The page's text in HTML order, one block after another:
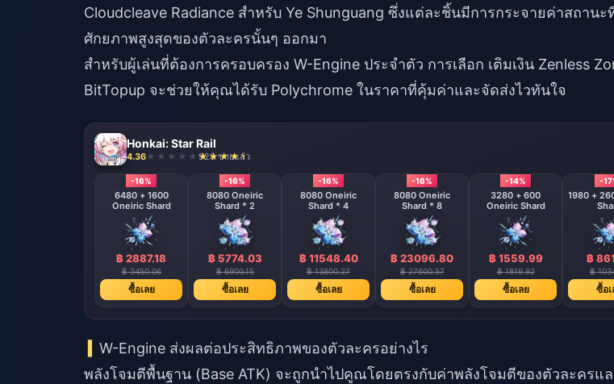
Cloudcleave Radiance สำหรับ Ye Shunguang ซึ่งแต่ละชิ้นมีการกระจายค่าสถาน
ศักยภาพสูงสุดของตัวละครนั้นๆ ออกมา
สำหรับผู้เล่นที่ต้องการครอบครอง W-Engine ประจำตัว การเลือก เติมเงิน Zenless
BitTopup จะช่วยให้คุณได้รับ Polychrome ในราคาที่คุ้มค่าและจัดส่งไวทันใจ
Honkai: Star Rail
4.36 928 ขายแล้ว
-16%
6480 + 1600
Oneiric Shard
฿ 2887.18
฿ 3450.06
ซื้อเลย
-16%
8080 Oneiric
Shard * 2
฿ 5774.03
฿ 6900.15
ซื้อเลย
-16%
8080 Oneiric
Shard * 4
฿ 11548.40
฿ 13800.27
ซื้อเลย
-16%
8080 Oneiric
Shard * 8
฿ 23096.80
฿ 27600.57
ซื้อเลย
-14%
3280 + 600
Oneiric Shard
฿ 1559.99
฿ 1819.92
ซื้อเลย
-
1980 +
฿
฿
ซื้อเ
W-Engine ส่งผลต่อประสิทธิภาพของตัวละครอย่างไร
พลังโจมตีพื้นฐาน (Base ATK) จะถูกนำไปคูณโดยตรงกับค่าพลังโจมตีของตัวละครแ